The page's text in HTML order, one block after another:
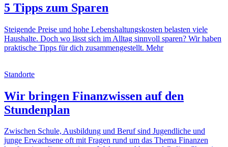
5 Tipps zum Sparen
Steigende Preise und hohe Lebenshaltungskosten belasten viele
Haushalte. Doch wo lässt sich im Alltag sinnvoll sparen? Wir haben
praktische Tipps für dich zusammengestellt. Mehr
Standorte
Wir bringen Finanzwissen auf den
Stundenplan
Zwischen Schule, Ausbildung und Beruf sind Jugendliche und
junge Erwachsene oft mit Fragen rund um das Thema Finanzen